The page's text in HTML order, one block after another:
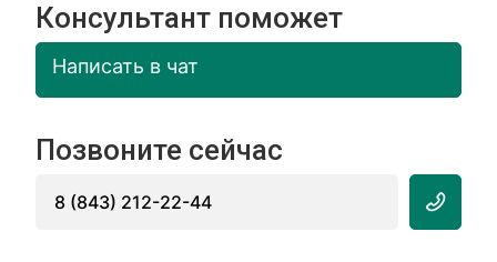
Консультант поможет
Написать в чат
Позвоните сейчас
8 (843) 212-22-44